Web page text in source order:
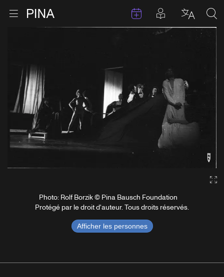
Ouvrir le menu Retour à la page d'accueil Évenements
Articles en
Photo: Rolf Borzik © Pina Bausch Foundation
Protégé par le droit d'auteur. Tous droits réservés.
Afficher les personnes